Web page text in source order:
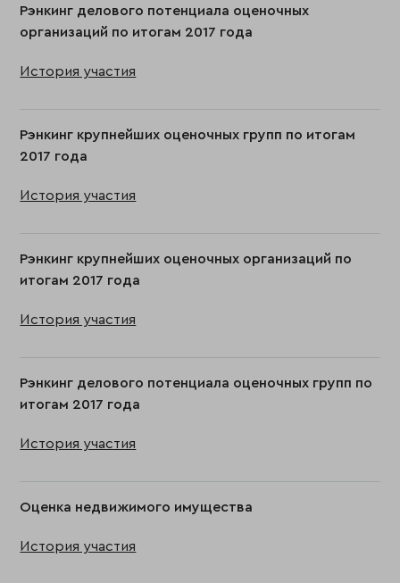
Рэнкинг делового потенциала оценочных
организаций по итогам 2017 года
История участия
Рэнкинг крупнейших оценочных групп по итогам
2017 года
История участия
Рэнкинг крупнейших оценочных организаций по
итогам 2017 года
История участия
Рэнкинг делового потенциала оценочных групп по
итогам 2017 года
История участия
Оценка недвижимого имущества
История участия